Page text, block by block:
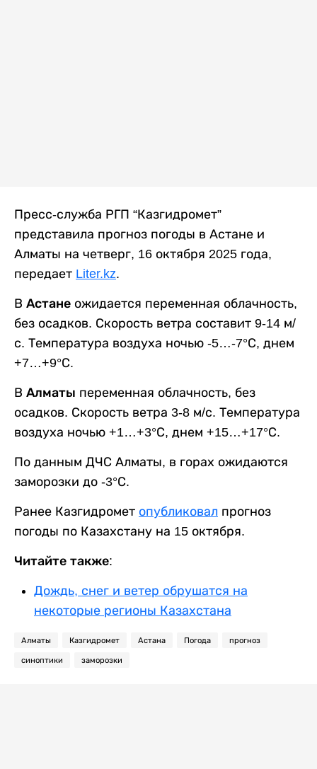
Пресс-служба РГП “Казгидромет”
представила прогноз погоды в Астане и
Алматы на четверг, 16 октября 2025 года,
передает Liter.kz.
В Астане ожидается переменная облачность,
без осадков. Скорость ветра составит 9-14 м/
с. Температура воздуха ночью -5…-7°С, днем
+7…+9°С.
В Алматы переменная облачность, без
осадков. Скорость ветра 3-8 м/с. Температура
воздуха ночью +1…+3°С, днем +15…+17°С.
По данным ДЧС Алматы, в горах ожидаются
заморозки до -3°С.
Ранее Казгидромет опубликовал прогноз
погоды по Казахстану на 15 октября.
Читайте также:
Дождь, снег и ветер обрушатся на
некоторые регионы Казахстана
Алматы Казгидромет Астана Погода прогноз
синоптики заморозки